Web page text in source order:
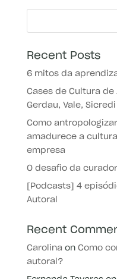
Recent Posts
6 mitos da
Cases de Cultura de
Gerdau, Vale, Sicredi
Como
amadurece a
empresa
O desafio da
[Podcasts] 4
Autoral
Recent
Carolina on Como
autoral?